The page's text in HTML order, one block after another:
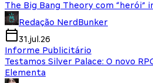
The Big Bang Theory com “herói”
Redação NerdBunker
31.jul.26
Informe Publicitário
Testamos Silver Palace: O novo
Elementa